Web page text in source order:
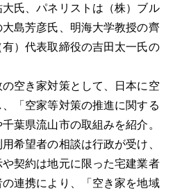
氏、パネリストは（株）ブル
島芳彦氏、明海大学教授の齊
）代表取締役の吉田太一氏の
空き家対策として、日本に空
「空家等対策の推進に関する
葉県流山市の取組みを紹介。
希望者の相談は行政が受け、
契約は地元に限った宅建業者
連携により、「空き家を地域